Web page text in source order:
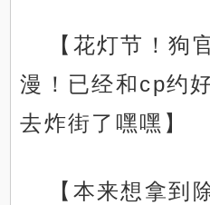
【花灯节！狗
漫！已经和cp约
去炸街了嘿嘿】
【本来想拿到